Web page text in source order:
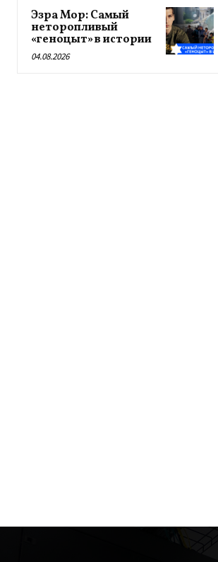
Эзра Мор: Самый
неторопливый
«геноцыт» в истории
04.08.2026